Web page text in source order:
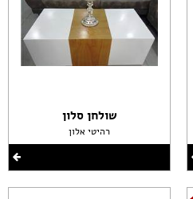
שולחן סלון
רהיטי אלון